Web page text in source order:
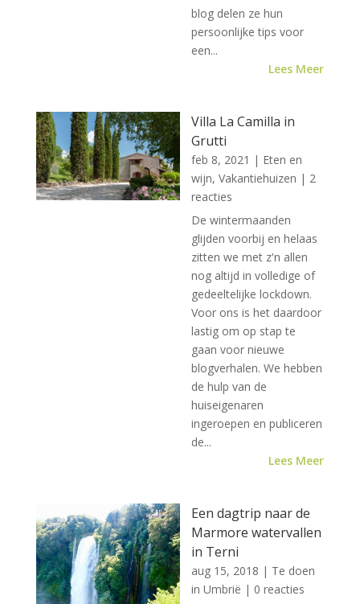
blog delen ze hun
persoonlijke tips voor
een...
Lees Meer
Villa La Camilla in
Grutti
feb 8, 2021 | Eten en
wijn,Vakantiehuizen | 2
reacties
De wintermaanden
glijden voorbij en helaas
zitten we met z'n allen
nog altijd in volledige of
gedeeltelijke lockdown.
Voor ons is het daardoor
lastig om op stap te
gaan voor nieuwe
blogverhalen. We hebben
de hulp van de
huiseigenaren
ingeroepen en publiceren
de...
Lees Meer
Een dagtrip naar de
Marmore watervallen
in Terni
aug 15, 2018 | Te doen
in Umbrië | 0 reacties